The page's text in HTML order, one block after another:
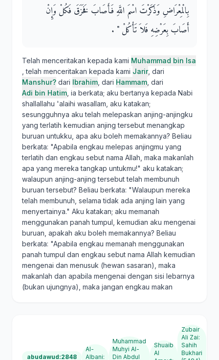
بِالْمِعْرَاضِ وَذَكَرْتَ اسْمَ اللَّهِ فَأَصَابَ فَخَزَقَ فَكُلْ وَإِنْ
أَصَابَ بِعَرْضِهِ فَلاَ تَأْكُلْ ‏"‏ ‏.‏
Telah menceritakan kepada kami Muhammad bin Isa
, telah menceritakan kepada kami Jarir, dari
Manshur? dari Ibrahim , dari Hammam , dari
Adi bin Hatim , ia berkata; aku bertanya kepada Nabi
shallallahu 'alaihi wasallam, aku katakan;
sesungguhnya aku telah melepaskan anjing-anjingku
yang terlatih kemudian anjing tersebut menangkap
buruan untukku, apa aku boleh memakannya? Beliau
berkata: "Apabila engkau melepas anjingmu yang
terlatih dan engkau sebut nama Allah, maka makanlah
apa yang mereka tangkap untukmu!" aku katakan;
walaupun anjing-anjing tersebut telah membunuh
buruan tersebut? Beliau berkata: "Walaupun mereka
telah membunuh, selama tidak ada anjing lain yang
menyertainya." Aku katakan; aku memanah
menggunakan panah tumpul, kemudian aku mengenai
buruan, apakah aku boleh memakannya? Beliau
berkata: "Apabila engkau memanah menggunakan
panah tumpul dan engkau sebut nama Allah kemudian
mengenai dan menusuk (hewan sasaran), maka
makanlah dan apabila mengenai dengan sisi lebarnya
(bukan ujungnya), maka jangan engkau makan
abudawud:2848
Al-
Albani:
Muhammad
Muhyi Al-
Din Abdul
Shuaib
Al
Zubair
Ali Zai:
Sahih
Bukhari